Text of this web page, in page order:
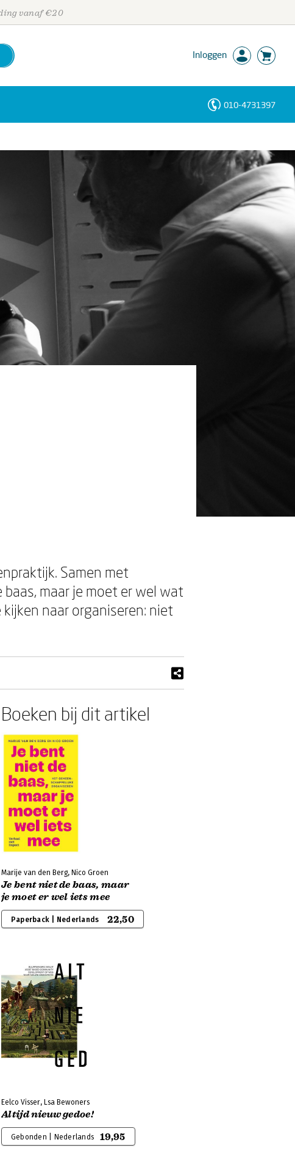
vanaf €20
Inloggen
010-4731397
Samen met
maar je moet er wel wat
naar organiseren: niet
Boeken bij dit artikel
Marije van den Berg, Nico Groen
Je bent niet de baas, maar
je moet er wel iets mee
Paperback | Nederlands 22,50
Eelco Visser, Lsa Bewoners
Altijd nieuw gedoe!
Gebonden | Nederlands 19,95
Personen
Trefwoorden